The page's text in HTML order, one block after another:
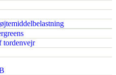
tordenvejr